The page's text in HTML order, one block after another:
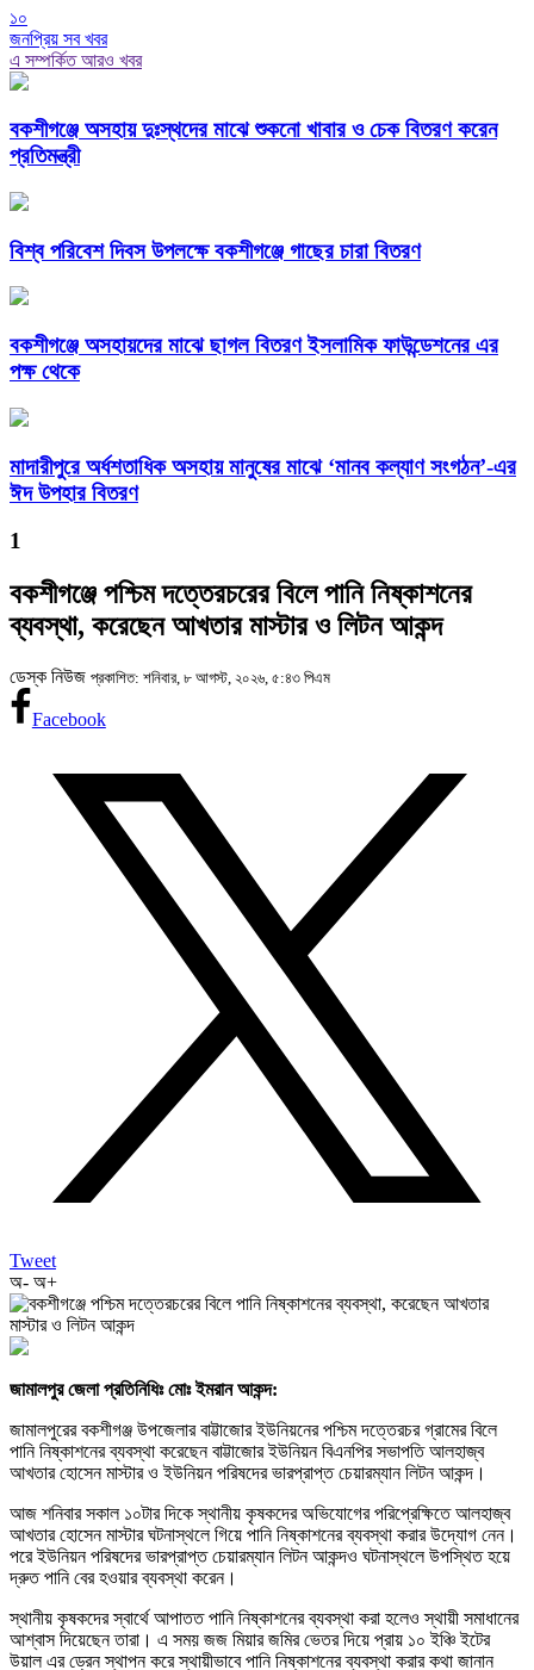
১০
জনপ্রিয় সব খবর
এ সম্পর্কিত আরও খবর
বকশীগঞ্জে অসহায় দুঃস্থদের মাঝে শুকনো খাবার ও চেক বিতরণ করেন
প্রতিমন্ত্রী
বিশ্ব পরিবেশ দিবস উপলক্ষে বকশীগঞ্জে গাছের চারা বিতরণ
বকশীগঞ্জে অসহায়দের মাঝে ছাগল বিতরণ ইসলামিক ফাউন্ডেশনের এর
পক্ষ থেকে
মাদারীপুরে অর্ধশতাধিক অসহায় মানুষের মাঝে ‘মানব কল্যাণ সংগঠন’-এর
ঈদ উপহার বিতরণ
1
বকশীগঞ্জে পশ্চিম দত্তেরচরের বিলে পানি নিষ্কাশনের
ব্যবস্থা, করেছেন আখতার মাস্টার ও লিটন আকন্দ
ডেস্ক নিউজ প্রকাশিত: শনিবার, ৮ আগস্ট, ২০২৬, ৫:৪৩ পিএম
Facebook
Tweet
অ- অ+
জামালপুর জেলা প্রতিনিধিঃ মোঃ ইমরান আকন্দ:
জামালপুরের বকশীগঞ্জ উপজেলার বাট্টাজোর ইউনিয়নের পশ্চিম দত্তেরচর গ্রামের বিলে
পানি নিষ্কাশনের ব্যবস্থা করেছেন বাট্টাজোর ইউনিয়ন বিএনপির সভাপতি আলহাজ্ব
আখতার হোসেন মাস্টার ও ইউনিয়ন পরিষদের ভারপ্রাপ্ত চেয়ারম্যান লিটন আকন্দ।
আজ শনিবার সকাল ১০টার দিকে স্থানীয় কৃষকদের অভিযোগের পরিপ্রেক্ষিতে আলহাজ্ব
আখতার হোসেন মাস্টার ঘটনাস্থলে গিয়ে পানি নিষ্কাশনের ব্যবস্থা করার উদ্যোগ নেন।
পরে ইউনিয়ন পরিষদের ভারপ্রাপ্ত চেয়ারম্যান লিটন আকন্দও ঘটনাস্থলে উপস্থিত হয়ে
দ্রুত পানি বের হওয়ার ব্যবস্থা করেন।
স্থানীয় কৃষকদের স্বার্থে আপাতত পানি নিষ্কাশনের ব্যবস্থা করা হলেও স্থায়ী সমাধানের
আশ্বাস দিয়েছেন তারা। এ সময় জজ মিয়ার জমির ভেতর দিয়ে প্রায় ১০ ইঞ্চি ইটের
উয়াল এর ড্রেন স্থাপন করে স্থায়ীভাবে পানি নিষ্কাশনের ব্যবস্থা করার কথা জানান